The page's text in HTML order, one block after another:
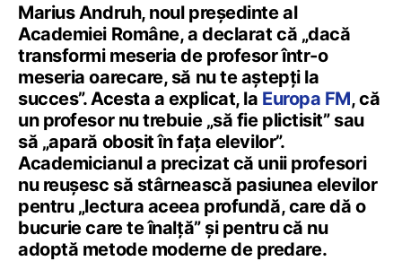
Marius Andruh, noul președinte al
Academiei Române, a declarat că „dacă
transformi meseria de profesor într-o
meseria oarecare, să nu te aștepți la
succes”. Acesta a explicat, la Europa FM, că
un profesor nu trebuie „să fie plictisit” sau
să „apară obosit în fața elevilor”.
Academicianul a precizat că unii profesori
nu reușesc să stârnească pasiunea elevilor
pentru „lectura aceea profundă, care dă o
bucurie care te înalță” și pentru că nu
adoptă metode moderne de predare.